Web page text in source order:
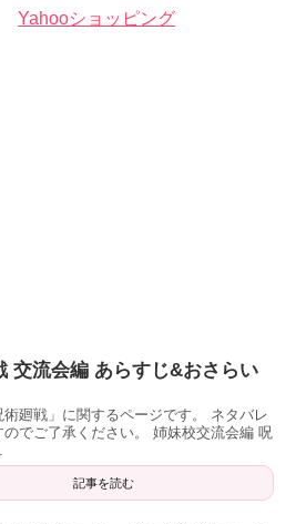
Yahooショッピング
交流会編 あらすじ&おさらい
術廻戦」に関するページです。 ネタバレ
のでご了承ください。 姉妹校交流会編 呪
記事を読む